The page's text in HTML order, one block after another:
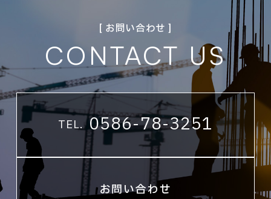
[ お問い合わせ ]
CONTACT US
TEL. 0586-78-3251
お問い合わせ